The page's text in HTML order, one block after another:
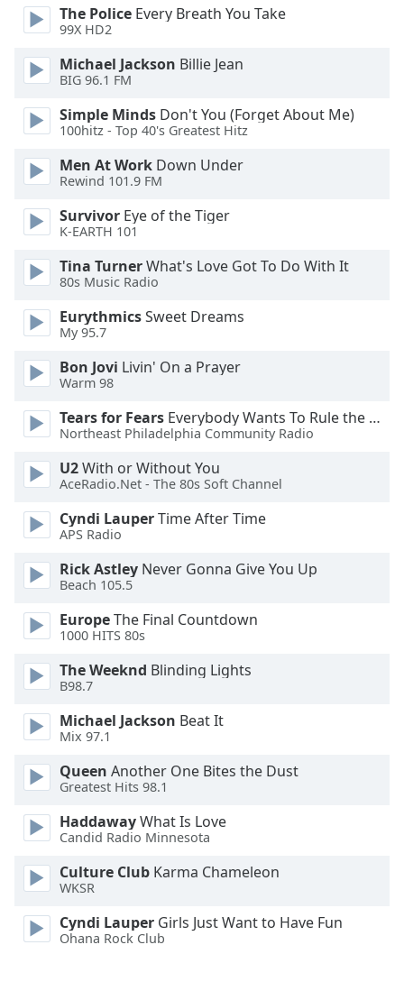
window.
Escape
cancel
and
close
Text
Color
Opacity
Text
Background
Color
Opacity
Caption
Area
Color
Opacity
Font
Size
Text
Edge
Style
Font
Reset
Done
The Police Every Breath You Take
99X HD2
Michael Jackson Billie Jean
BIG 96.1 FM
Simple Minds Don't You (Forget About Me)
100hitz - Top 40's Greatest Hitz
Men At Work Down Under
Rewind 101.9 FM
Survivor Eye of the Tiger
K-EARTH 101
Tina TurnerWhat's Love Got To Do With It
80s Music Radio
EurythmicsSweet Dreams
My 95.7
Bon Jovi Livin' On a Prayer
Warm 98
Tears for Fears Everybody Wants To Rule the World
Northeast Philadelphia Community Radio
U2With or Without You
AceRadio.Net - The 80s Soft Channel
Cyndi LauperTime After Time
APS Radio
Rick Astley Never Gonna Give You Up
Beach 105.5
EuropeThe Final Countdown
1000 HITS 80s
The Weeknd Blinding Lights
B98.7
Michael Jackson Beat It
Mix 97.1
Queen Another One Bites the Dust
Greatest Hits 98.1
HaddawayWhat Is Love
Candid Radio Minnesota
Culture Club Karma Chameleon
WKSR
Cyndi Lauper Girls Just Want to Have Fun
Ohana Rock Club